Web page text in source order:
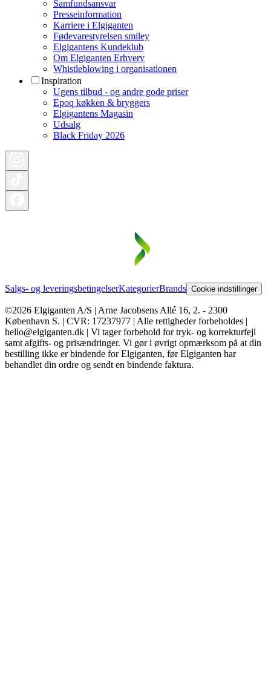
Samfundsansvar
Presseinformation
Karriere i Elgiganten
Fødevarestyrelsen smiley
Elgigantens Kundeklub
Om Elgiganten Erhverv
Whistleblowing i organisationen
Inspiration
Ugens tilbud - og andre gode priser
Epoq køkken & bryggers
Elgigantens Magasin
Udsalg
Black Friday 2026
Salgs- og leveringsbetingelserKategorierBrands Cookie indstillinger
©2026 Elgiganten A/S | Arne Jacobsens Allé 16, 2. - 2300
København S. | CVR: 17237977 | Alle rettigheder forbeholdes |
hello@elgiganten.dk | Vi tager forbehold for tryk- og korrekturfejl
samt afgifts- og prisændringer. Vi gør i øvrigt opmærksom på at din
bestilling ikke er bindende for Elgiganten, før Elgiganten har
behandlet din ordre og sendt en bindende faktura.